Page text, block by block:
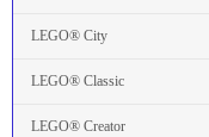
LEGO® City
LEGO® Classic
LEGO® Creator